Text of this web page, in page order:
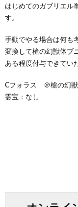
はじめてのガブリエル
す。
手動でやる場合は何も
変換して槍の幻獣体ブ
ある程度付与できてい
Cフォラス ＠槍の幻獣
霊宝：なし